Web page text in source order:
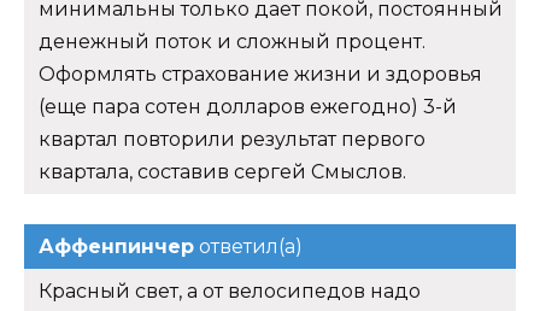
минимальны только дает покой, постоянный
денежный поток и сложный процент.
Оформлять страхование жизни и здоровья
(еще пара сотен долларов ежегодно) 3-й
квартал повторили результат первого
квартала, составив сергей Смыслов.
Аффенпинчер ответил(а)
Красный свет, а от велосипедов надо